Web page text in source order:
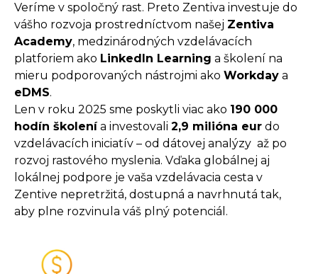
Veríme v spoločný rast. Preto Zentiva investuje do
vášho rozvoja prostredníctvom našej Zentiva
Academy, medzinárodných vzdelávacích
platforiem ako LinkedIn Learning a školení na
mieru podporovaných nástrojmi ako Workday a
eDMS.
Len v roku 2025 sme poskytli viac ako 190 000
hodín školenía investovali 2,9 milióna eur do
vzdelávacích iniciatív – od dátovej analýzy až po
rozvoj rastového myslenia. Vďaka globálnej aj
lokálnej podpore je vaša vzdelávacia cesta v
Zentive nepretržitá, dostupná a navrhnutá tak,
aby plne rozvinula váš plný potenciál.